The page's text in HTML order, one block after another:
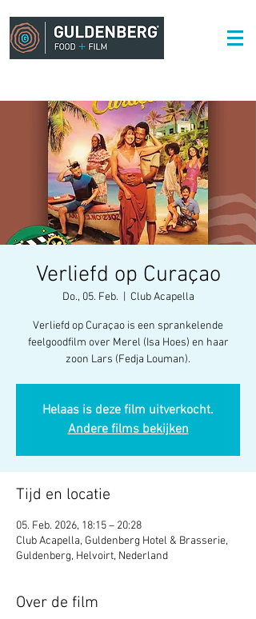
Verliefd op Curaçao
Do., 05. Feb. Club Acapella
Verliefd op Curaçao is een sprankelende
feelgoodfilm over Merel (Isa Hoes) en haar
zoon Lars (Fedja Louman).
Helaas is deze film uitverkocht.
Andere films bekijken
Tijd en locatie
05. Feb. 2026, 18:15 – 20:28
Club Acapella, Guldenberg Hotel & Brasserie,
Guldenberg, Helvoirt, Nederland
Over de film